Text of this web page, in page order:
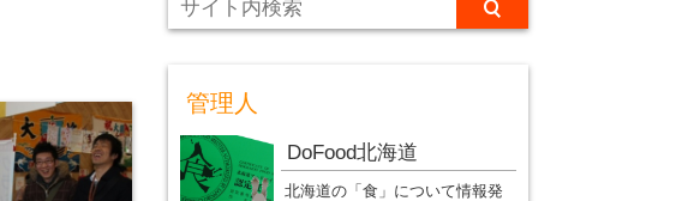
管理人
DoFood北海道
北海道の「食」について情報発